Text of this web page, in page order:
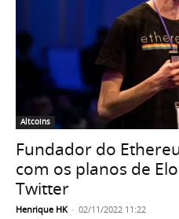
Altcoins
Fundador do
com os planos de
Twitter
Henrique HK - 02/11/2022 11:22